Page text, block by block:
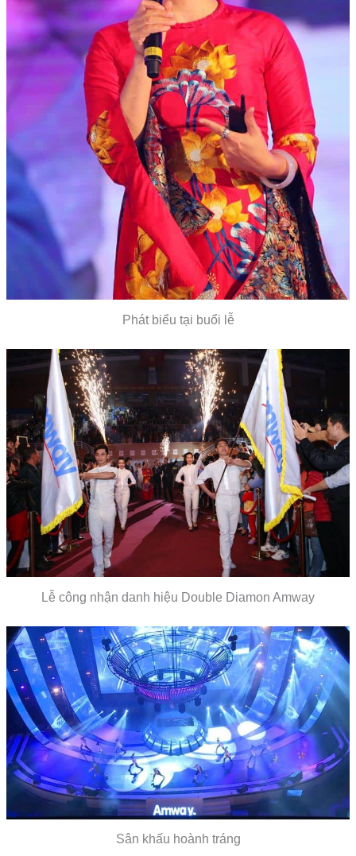
Phát biểu tại buổi lễ
Lễ công nhận danh hiệu Double Diamon Amway
Sân khấu hoành tráng